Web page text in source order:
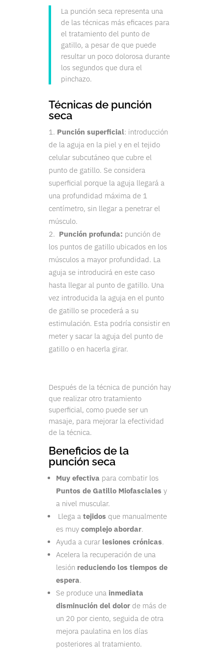
La punción seca representa una
de las técnicas más eficaces para
el tratamiento del punto de
gatillo, a pesar de que puede
resultar un poco dolorosa durante
los segundos que dura el
pinchazo.
Técnicas de punción
seca
Punción superficial: introducción
de la aguja en la piel y en el tejido
celular subcutáneo que cubre el
punto de gatillo. Se considera
superficial porque la aguja llegará a
una profundidad máxima de 1
centímetro, sin llegar a penetrar el
músculo.
Punción profunda: punción de
los puntos de gatillo ubicados en los
músculos a mayor profundidad. La
aguja se introducirá en este caso
hasta llegar al punto de gatillo. Una
vez introducida la aguja en el punto
de gatillo se procederá a su
estimulación. Esta podría consistir en
meter y sacar la aguja del punto de
gatillo o en hacerla girar.
Después de la técnica de punción hay
que realizar otro tratamiento
superficial, como puede ser un
masaje, para mejorar la efectividad
de la técnica.
Beneficios de la
punción seca
Muy efectiva para combatir los
Puntos de Gatillo Miofasciales y
a nivel muscular.
Llega a tejidos que manualmente
es muy complejo abordar.
Ayuda a curar lesiones crónicas.
Acelera la recuperación de una
lesión reduciendo los tiempos de
espera.
Se produce una inmediata
disminución del dolorde más de
un 20 por ciento, seguida de otra
mejora paulatina en los días
posteriores al tratamiento.